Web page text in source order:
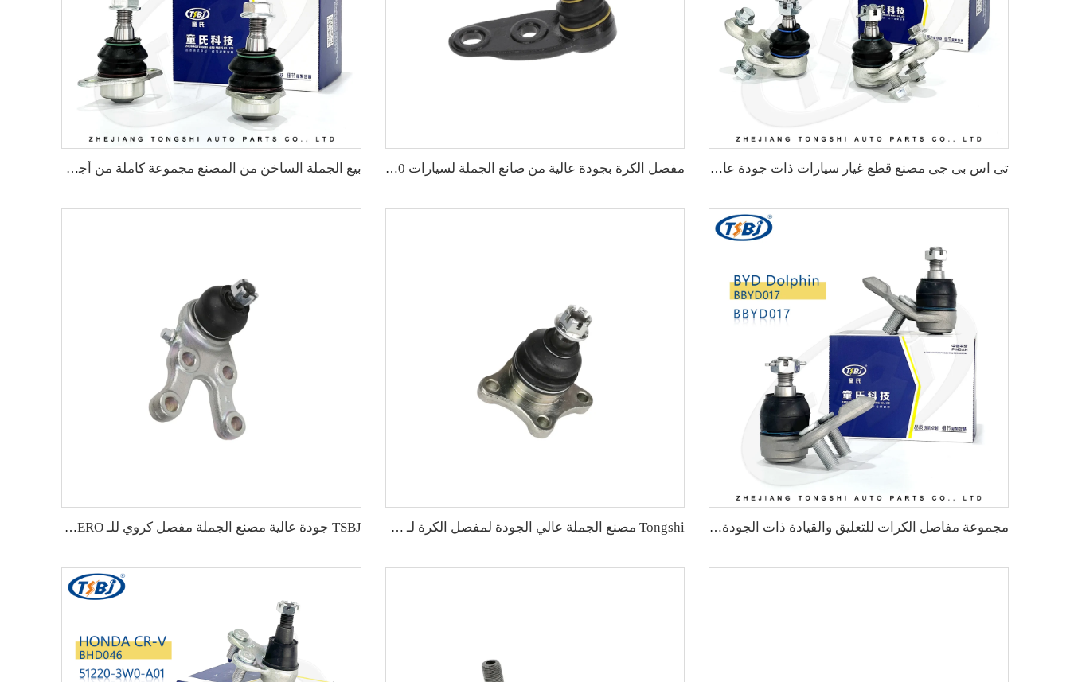
تى اس بى جى مصنع قطع غيار سيارات ذات جودة عالية المفصل الكروي ليس/يمين للسيارات تويوتا كورولا 19- رقم الأصلي: 43330-09A70 مفصل الكرة بجودة عالية من صانع الجملة لسيارات BMW MINI R55/R56/R57 OE 31126772303 31124048630 4048630 بيع الجملة الساخن من المصنع مجموعة كاملة من أجزاء الهيكل汽車 مثل مفصل الكرة لـ VW ID.4/ID.6 OE:1ED407365
مجموعة مفاصل الكرات للتعليق والقيادة ذات الجودة العالية بالجملة لسيارات هوندا الأصلي: 51220-TR0-A01 Tongshi مصنع الجملة عالي الجودة لمفصل الكرة لـ MITSUBISHI PAJERO الأصلي MB860829 TSBJ جودة عالية مصنع الجملة مفصل كروي للـ MITSUBISHI PAJERO الأصلي MB831037